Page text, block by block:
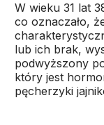
W wieku 31 lat
co oznaczało,
lub ich brak,
podwyższony
który jest
pęcherzyki